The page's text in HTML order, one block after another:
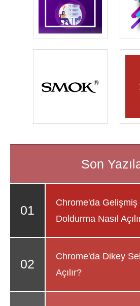
Chrome'da
Doldurma Nasıl
Chrome'da Dikey
Açılır?